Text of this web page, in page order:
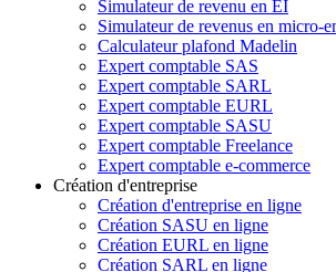
Simulateur de revenu en EI
Simulateur de revenus en micro-
Calculateur plafond Madelin
Expert comptable SAS
Expert comptable SARL
Expert comptable EURL
Expert comptable SASU
Expert comptable Freelance
Expert comptable e-commerce
Création d'entreprise
Création d'entreprise en ligne
Création SASU en ligne
Création EURL en ligne
Création SARL en ligne